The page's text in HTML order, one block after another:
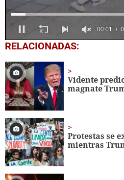
0
seconds
25
seconds
RELACIONADAS:
Vidente
magnate
Protestas se
mientras